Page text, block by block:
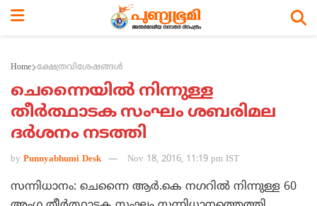
Home ക്ഷേത്രവിശേഷങ്ങള്‍
ചെന്നൈയില്‍ നിന്നുള്ള
തീര്‍ത്ഥാടക സംഘം ശബരിമല
ദര്‍ശനം നടത്തി
by Punnyabhumi Desk Nov 18, 2016, 11:19 pm IST
സന്നിധാനം: ചെന്നൈ ആര്‍.കെ നഗറില്‍ നിന്നുള്ള 60